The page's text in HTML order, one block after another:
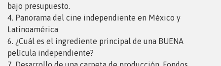
bajo presupuesto.
4. Panorama del cine independiente en México y
Latinoamérica
6. ¿Cuál es el ingrediente principal de una BUENA
película independiente?